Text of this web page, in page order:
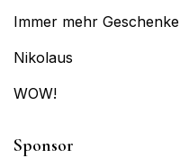
Immer mehr Geschenke
Nikolaus
WOW!
Sponsor